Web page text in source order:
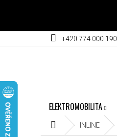
+420 774 000 190
ELEKTROMOBILITA
Domů INLINE